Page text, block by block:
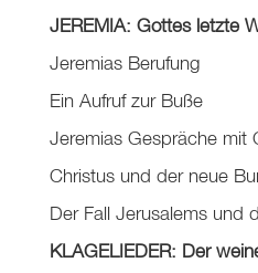
JEREMIA: Gottes letzte
Jeremias Berufung
Ein Aufruf zur Buße
Jeremias Gespräche mit
Christus und der neue
Der Fall Jerusalems und
KLAGELIEDER: Der